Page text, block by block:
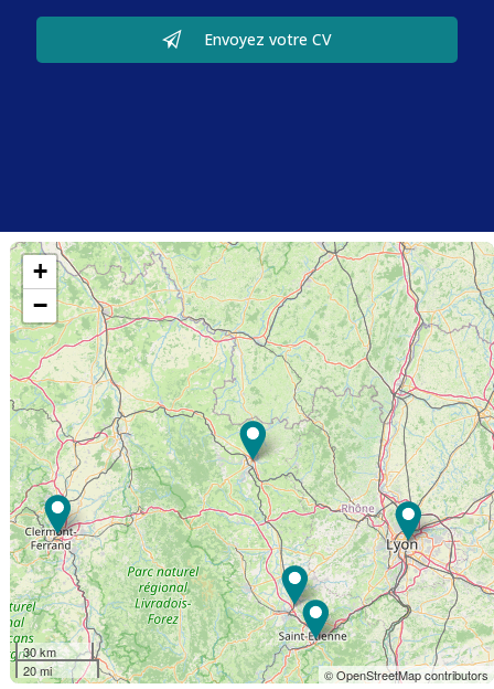
Envoyez votre CV
+
−
30 km
20 mi
© OpenStreetMap contributors